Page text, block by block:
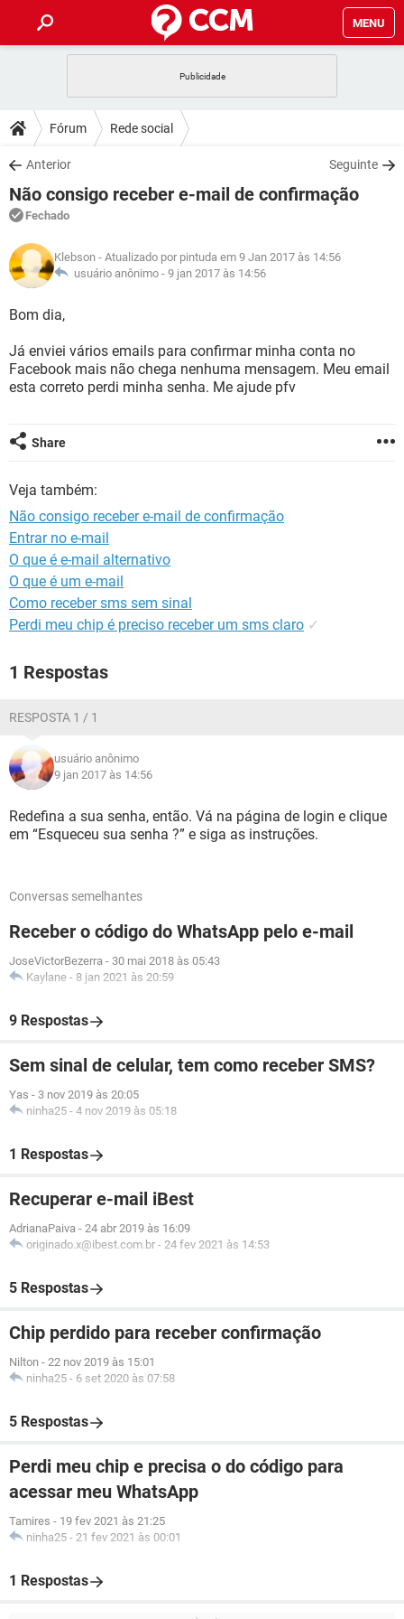
MENU
CELULAR
OUTLOOK
INSTAGRAM GMAIL
GUIA DE COMPRAS
DICAS
JOGOS
OUTLOOK
INSTAGRAM
GUIA DE COMPRAS
DOWNLOADS
JOGOS WHATSAPP
CELULAR
OUTLOOK EXCEL
INSTAGRAM
GUIA DE COMPRAS
FÓRUM
JOGOS
CELULAR FACEBOOK
GUIA DE COMPRAS
GLOSSÁRIO
JOGOS
CELULAR
OUTLOOK EXCEL
INSTAGRAM GMAIL
Fórum Rede social
Anterior Seguinte
Não consigo receber e-mail de confirmação
Fechado
Klebson - Atualizado por pintuda em 9 Jan 2017 às 14:56
usuário anônimo - 9 jan 2017 às 14:56
Bom dia,
Já enviei vários emails para confirmar minha conta no
Facebook mais não chega nenhuma mensagem. Meu email
esta correto perdi minha senha. Me ajude pfv
Share
Veja também:
Não consigo receber e-mail de confirmação
Entrar no e-mail
O que é e-mail alternativo
O que é um e-mail
Como receber sms sem sinal
Perdi meu chip é preciso receber um sms claro ✓
1 Respostas
RESPOSTA 1 / 1
usuário anônimo
9 jan 2017 às 14:56
Redefina a sua senha, então. Vá na página de login e clique
em “Esqueceu sua senha ?” e siga as instruções.
Conversas semelhantes
Receber o código do WhatsApp pelo e-mail
JoseVictorBezerra - 30 mai 2018 às 05:43
Kaylane - 8 jan 2021 às 20:59
9 Respostas
Sem sinal de celular, tem como receber SMS?
Yas - 3 nov 2019 às 20:05
ninha25 - 4 nov 2019 às 05:18
1 Respostas
Recuperar e-mail iBest
AdrianaPaiva - 24 abr 2019 às 16:09
originado.x@ibest.com.br - 24 fev 2021 às 14:53
5 Respostas
Chip perdido para receber confirmação
Nilton - 22 nov 2019 às 15:01
ninha25 - 6 set 2020 às 07:58
5 Respostas
Perdi meu chip e precisa o do código para
acessar meu WhatsApp
Tamires - 19 fev 2021 às 21:25
ninha25 - 21 fev 2021 às 00:01
1 Respostas